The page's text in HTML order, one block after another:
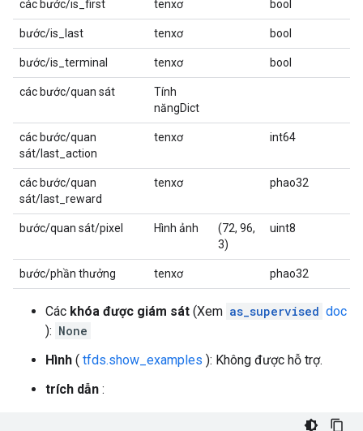
các bước/is_first tenxơ bool
bước/is_last tenxơ bool
bước/is_terminal tenxơ bool
các bước/quan sát
Tính
năngDict
các bước/quan
sát/last_action
tenxơ int64
các bước/quan
sát/last_reward
tenxơ phao32
bước/quan sát/pixel Hình ảnh
(72, 96,
3)
uint8
bước/phần thưởng tenxơ phao32
Các khóa được giám sát (Xem as_supervised doc
): None
Hình ( tfds.show_examples ): Không được hỗ trợ.
trích dẫn :